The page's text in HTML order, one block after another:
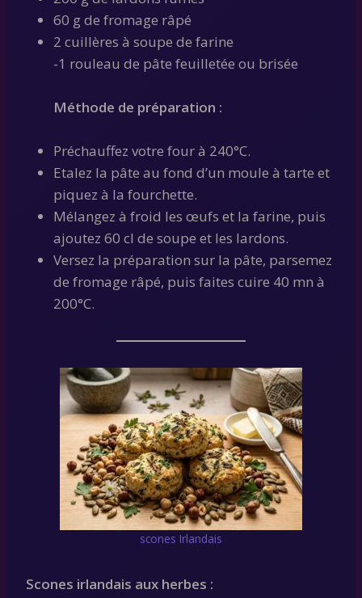
60 g de fromage râpé
2 cuillères à soupe de farine
-1 rouleau de pâte feuilletée ou brisée
Méthode de préparation :
Préchauffez votre four à 240°C.
Etalez la pâte au fond d’un moule à tarte et
piquez à la fourchette.
Mélangez à froid les œufs et la farine, puis
ajoutez 60 cl de soupe et les lardons.
Versez la préparation sur la pâte, parsemez
de fromage râpé, puis faites cuire 40 mn à
200°C.
scones Irlandais
Scones irlandais aux herbes :